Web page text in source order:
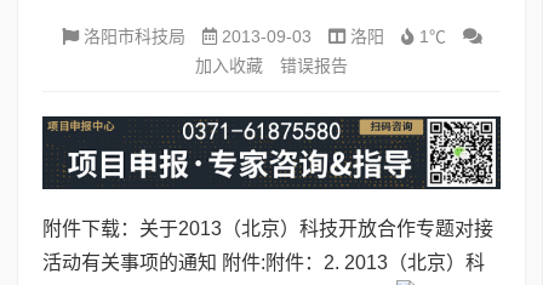
洛阳市科技局 2013-09-03 洛阳
1℃
加入收藏
错误报告
附件下载：关于2013（北京）科技开放合作专题对接
活动有关事项的通知 附件: 附件：2. 2013（北京）科